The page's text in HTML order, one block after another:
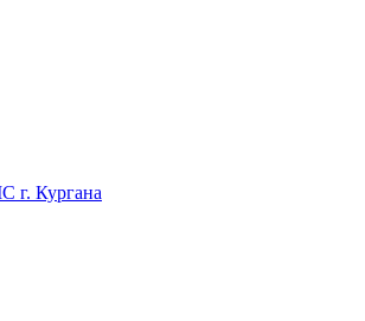
г. Кургана